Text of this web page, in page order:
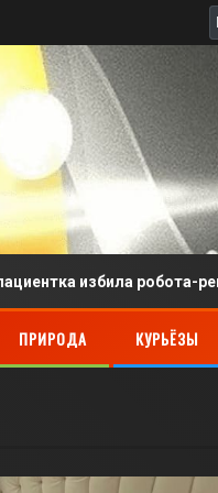
регистратора в
ПРИРОДА КУРЬЁЗЫ